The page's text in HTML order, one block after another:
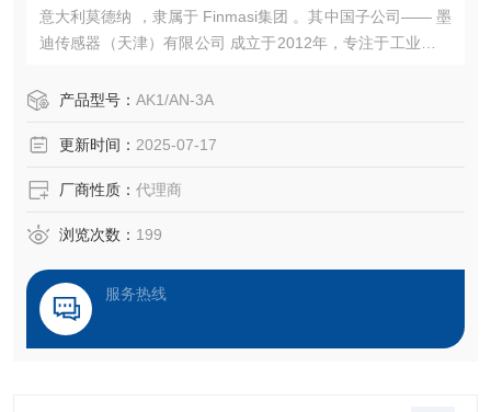
意大利莫德纳 ，隶属于 Finmasi集团 。其中国子公司—— 墨
迪传感器（天津）有限公司 成立于2012年，专注于工业传感
产品型号： AK1/AN-3A
更新时间： 2025-07-17
厂商性质： 代理商
浏览次数： 199
服务热线